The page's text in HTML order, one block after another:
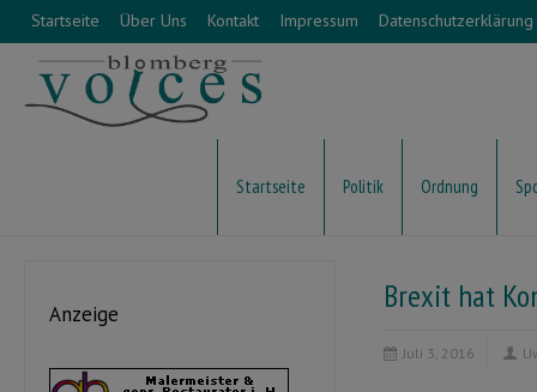
Startseite Über Uns Kontakt Impressum Datenschutzerklärung
Startseite Politik Ordnung
Brexit hat
Juli 3, 2016
Anzeige